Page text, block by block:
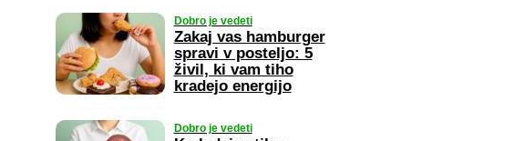
Dobro je vedeti
Zakaj vas hamburger
spravi v posteljo: 5
živil, ki vam tiho
kradejo energijo
Dobro je vedeti